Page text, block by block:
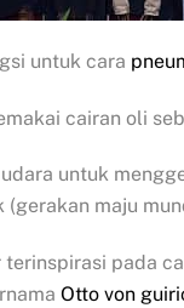
untuk cara
cairan oli
untuk
maju
pada
Otto von